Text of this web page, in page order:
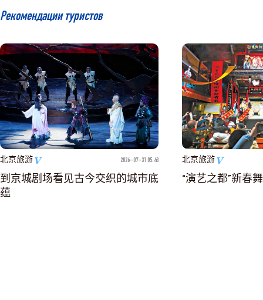
Рекомендации туристов
北京旅游 2026-07-31 05:43
到京城剧场看见古今交织的城市底
蕴
北京旅游
“演艺之都”新春